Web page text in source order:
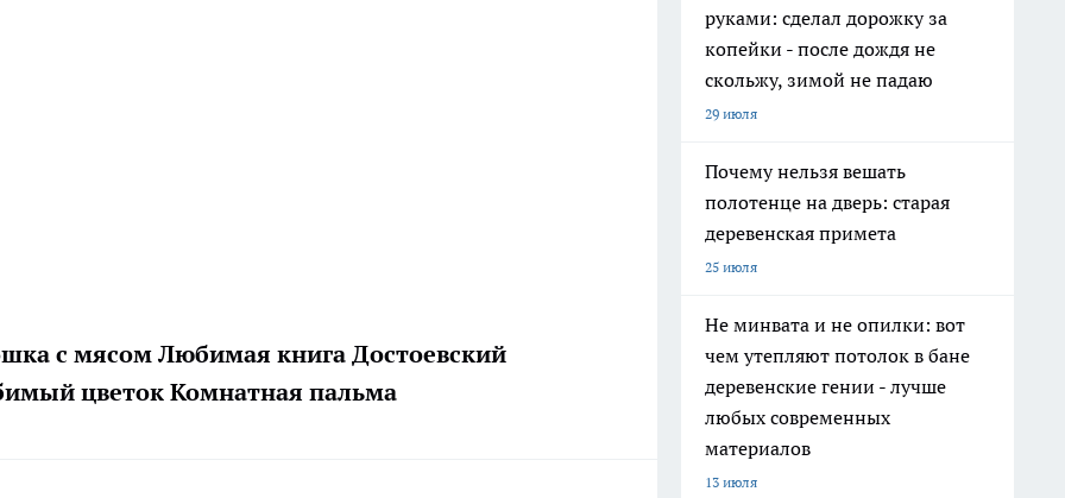
с мясом Любимая книга Достоевский
цветок Комнатная пальма
руками: сделал дорожку за
копейки - после дождя не
скольжу, зимой не падаю
29 июля
Почему нельзя вешать
полотенце на дверь: старая
деревенская примета
25 июля
Не минвата и не опилки: вот
чем утепляют потолок в бане
деревенские гении - лучше
любых современных
материалов
13 июля